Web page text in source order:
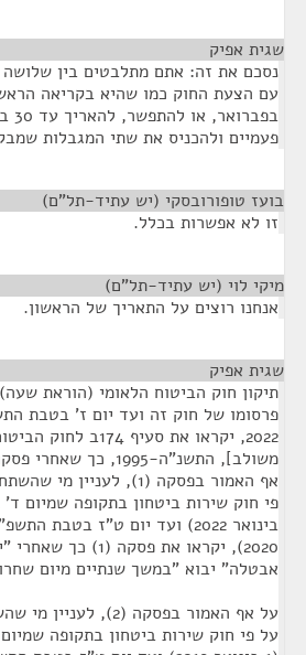
שגית אפיק
נסכם את זה: אתם מתלבטים בין שלושה
פעמיים ולהכניס את שתי המגבלות
בועז טופורובסקי (יש עתיד-תל"ם)
זו לא אפשרות בכלל.
מיקי לוי (יש עתיד-תל"ם)
אנחנו רוצים על התאריך של הראשון.
שגית אפיק
תיקון חוק הביטוח הלאומי (הוראת
2022, יקראו את סעיף
אף האמור בפסקה (1),
2020), יקראו את פסקה
אבטלה" יבוא "במשך שנתיים מיום
על אף האמור בפסקה (2),
על פי חוק שירות ביטחון בתקופה